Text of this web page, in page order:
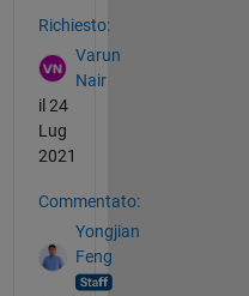
Richiesto:
Varun
Nair
il 24
Lug
2021
Commentato:
Yongjian
Feng